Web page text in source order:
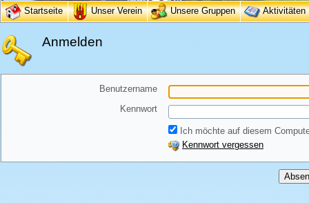
Startseite Unser Verein Unsere Gruppen Aktivitäten
Anmelden
Benutzername
Kennwort
Ich möchte auf diesem
Kennwort vergessen